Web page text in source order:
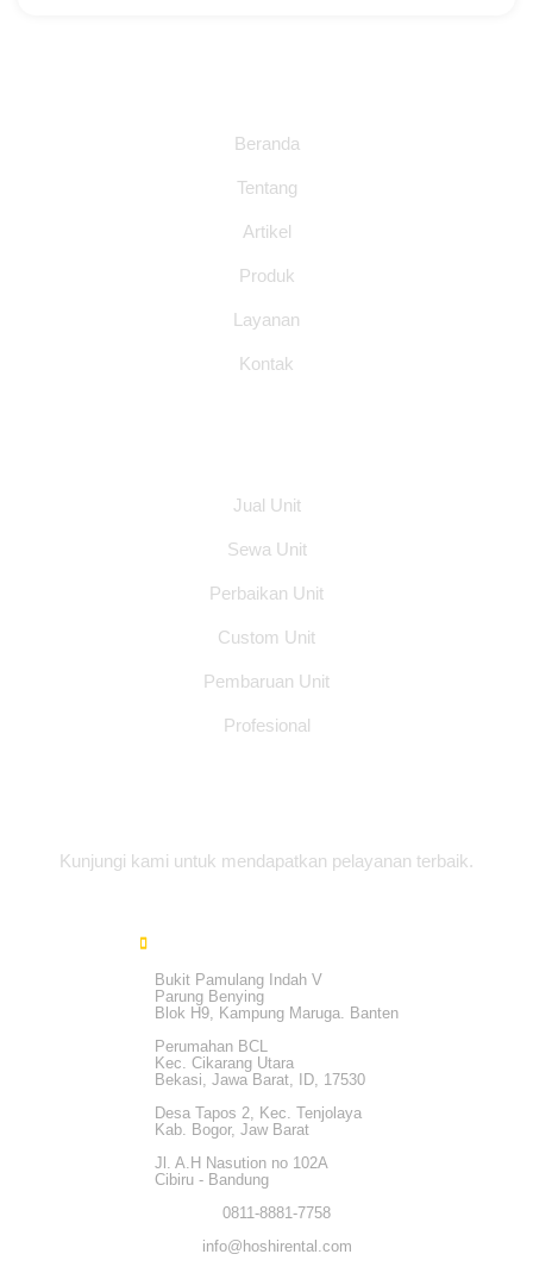
Beranda
Tentang
Artikel
Produk
Layanan
Kontak
Jual Unit
Sewa Unit
Perbaikan Unit
Custom Unit
Pembaruan Unit
Profesional
Kunjungi kami untuk mendapatkan pelayanan terbaik.
Bukit Pamulang Indah V
Parung Benying
Blok H9, Kampung Maruga. Banten
Perumahan BCL
Kec. Cikarang Utara
Bekasi, Jawa Barat, ID, 17530
Desa Tapos 2, Kec. Tenjolaya
Kab. Bogor, Jaw Barat
Jl. A.H Nasution no 102A
Cibiru - Bandung
0811-8881-7758
info@hoshirental.com